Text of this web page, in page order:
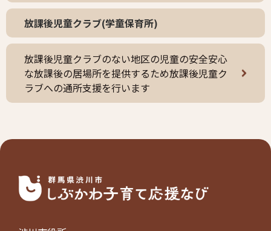
放課後児童クラブ(学童保育所)
放課後児童クラブのない地区の児童の安全安心
な放課後の居場所を提供するため放課後児童ク
ラブへの通所支援を行います